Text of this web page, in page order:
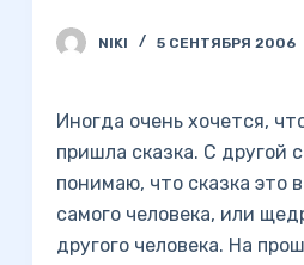
NIKI 5 СЕНТЯБРЯ 2006
Иногда очень хочется,
пришла сказка. С другой
понимаю, что сказка это
самого человека, или
другого человека. На